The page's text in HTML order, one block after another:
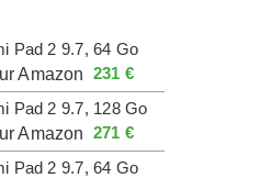
Pad 2 9.7, 64 Go
231 €
Pad 2 9.7, 128 Go
271 €
Pad 2 9.7, 64 Go